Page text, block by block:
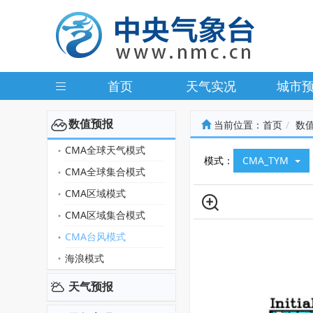
首页 天气实况 城市
数值预报
CMA全球天气模式
CMA全球集合模式
CMA区域模式
CMA区域集合模式
CMA台风模式
海浪模式
天气预报
当前位置： 首页 数
模式： CMA_TYM